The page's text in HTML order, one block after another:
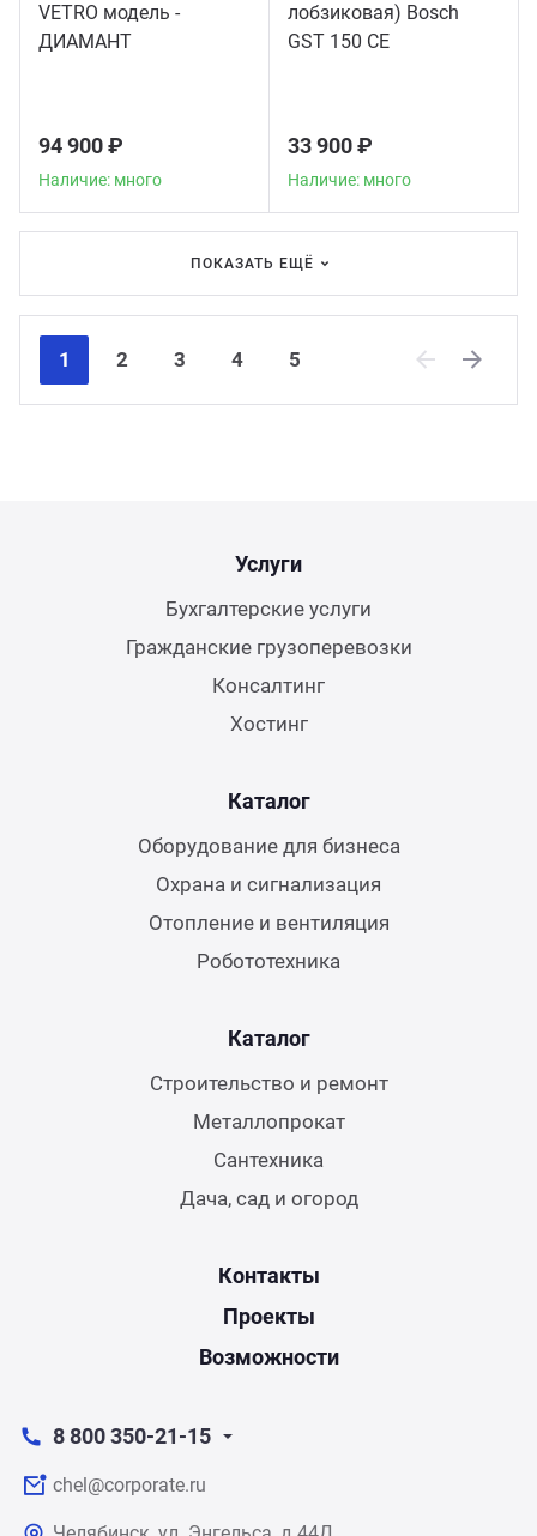
VETRO модель -
ДИАМАНТ
94 900 ₽
Наличие: много
лобзиковая) Bosch
GST 150 CE
33 900 ₽
Наличие: много
ПОКАЗАТЬ ЕЩЁ
1 2 3 4
5
Услуги
Бухгалтерские услуги
Гражданские грузоперевозки
Консалтинг
Хостинг
Каталог
Оборудование для бизнеса
Охрана и сигнализация
Отопление и вентиляция
Робототехника
Каталог
Строительство и ремонт
Металлопрокат
Сантехника
Дача, сад и огород
Контакты
Проекты
Возможности
8 800 350-21-15
chel@corporate.ru